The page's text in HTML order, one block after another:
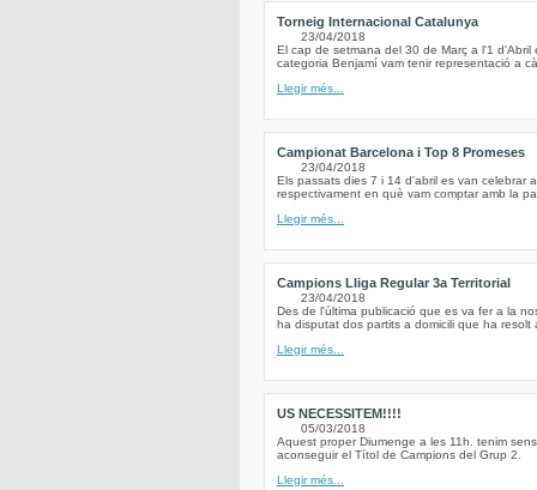
Torneig Internacional Catalunya
23/04/2018
El cap de setmana del 30 de Març a l'1
categoria Benjamí vam tenir representació a
Llegir més...
Campionat Barcelona i Top 8 Promeses
23/04/2018
Els passats dies 7 i 14 d'abril es van celebrar
respectivament en què vam comptar amb la
Llegir més...
Campions Lliga Regular 3a Territorial
23/04/2018
Des de l'última publicació que es va fer a la
ha disputat dos partits a domicili que ha resolt
Llegir més...
US NECESSITEM!!!!
05/03/2018
Aquest proper Diumenge a les 11h. tenim
aconseguir el Títol de Campions del Grup 2.
Llegir més...